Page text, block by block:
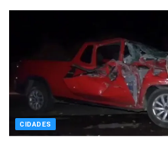
CIDADES